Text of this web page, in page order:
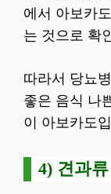
에서 아보카
는 것으로 확
따라서 당뇨
좋은 음식 나
이 아보카도
4) 견과류